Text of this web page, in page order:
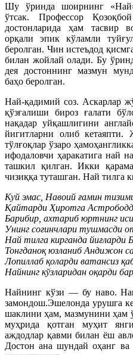
Шу ўринда шоирнинг «Най»
ўтсак. Профессор
достонларида ҳам тасвир
орқали эпик кўламли
беролган. Чин истеъдод
билан жойлай олади. Бу
дея достоннинг мазмун
баҳо беролган.
Най-қадимий соз. Аскарлар
қўзғалиши бироз ғалати
нақадар уйқашлигини
йигитларни олиб
тўлғоқлар ўзаро
ифодаловчи ҳаракатига най
ташкил қилган. Икки
чизиққа туташган. Най тилга
Куй эмас, Навоий ғамин
Қайтарди Ҳиротга
Барибир, ахтариб юртнинг
Унинг соғинчлари тушмасди
Най тилга кирганда йиғларди
Тонгданоқ юзланиб Андижон
Лопиллаб қоларди ватансиз
Найнинг кўзларидан оқарди
Найнинг кўзи — бу наво.
замондош.Эшелонда урушга
шаклини ҳам, мазмунини ҳам
муҳрида қотган муҳит
аждодлар қавми билан ёш
Достон ана шундай оҳанг ва